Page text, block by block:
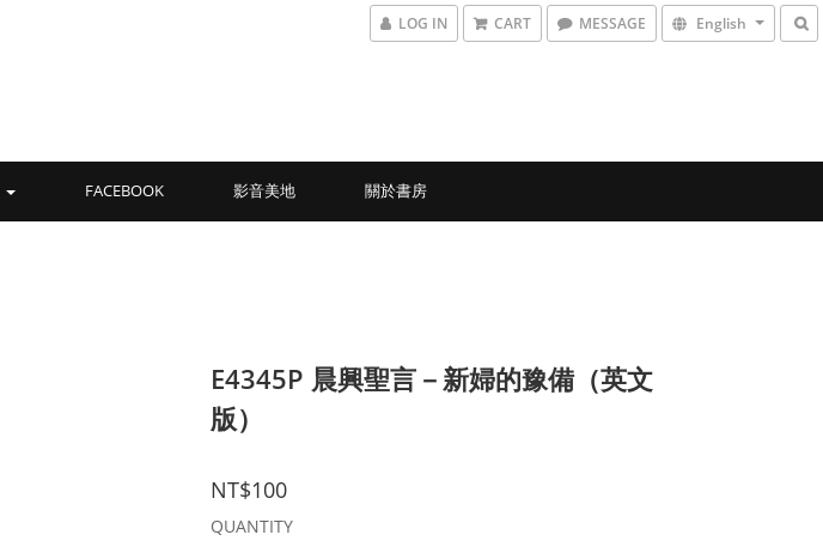
LOG IN CART MESSAGE English
FACEBOOK 影音美地 關於書房
E4345P 晨興聖言－新婦的豫備（英文
版）
NT$100
QUANTITY